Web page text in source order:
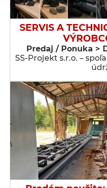
SERVIS A
Predaj / Ponuka >
SS-Projekt s.r.o. –